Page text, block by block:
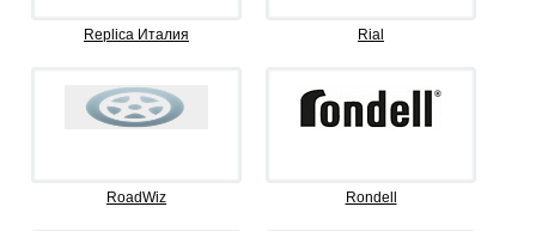
Replica Италия Rial
RoadWiz Rondell